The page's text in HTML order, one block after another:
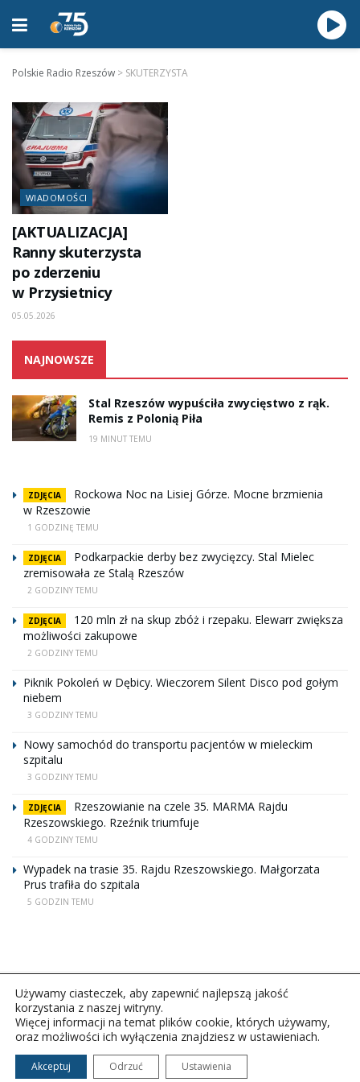
Polskie Radio Rzeszów > SKUTERZYSTA
WIADOMOŚCI
[AKTUALIZACJA]
Ranny skuterzysta
po zderzeniu
w Przysietnicy
05.05.2026
NAJNOWSZE
Stal Rzeszów wypuściła zwycięstwo z rąk.
Remis z Polonią Piła
19 MINUT TEMU
ZDJĘCIA
Rockowa Noc na Lisiej Górze. Mocne brzmienia
w Rzeszowie
1 GODZINĘ TEMU
ZDJĘCIA
Podkarpackie derby bez zwycięzcy. Stal Mielec
zremisowała ze Stalą Rzeszów
2 GODZINY TEMU
ZDJĘCIA
120 mln zł na skup zbóż i rzepaku. Elewarr zwiększa
możliwości zakupowe
2 GODZINY TEMU
Piknik Pokoleń w Dębicy. Wieczorem Silent Disco pod gołym
niebem
3 GODZINY TEMU
Nowy samochód do transportu pacjentów w mieleckim
szpitalu
3 GODZINY TEMU
ZDJĘCIA
Rzeszowianie na czele 35. MARMA Rajdu
Rzeszowskiego. Rzeźnik triumfuje
4 GODZINY TEMU
Wypadek na trasie 35. Rajdu Rzeszowskiego. Małgorzata
Prus trafiła do szpitala
5 GODZIN TEMU
Copyright © 2026Polskie Radio Rzeszów S.A. w likwidacj.
Wszelkie prawa zastrzeżone.
Używamy ciasteczek, aby zapewnić najlepszą jakość
korzystania z naszej witryny.
Więcej informacji na temat plików cookie, których używamy,
oraz możliwości ich wyłączenia znajdziesz w ustawieniach.
Akceptuj Odrzuć Ustawienia